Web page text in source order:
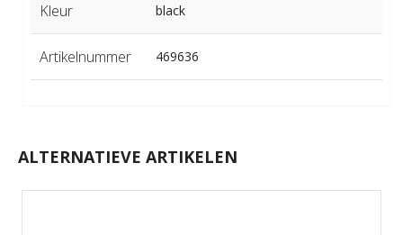
Kleur black
Artikelnummer 469636
ALTERNATIEVE ARTIKELEN